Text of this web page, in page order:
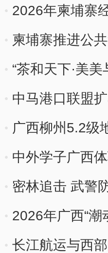
2026年柬埔寨
柬埔寨推进公
“茶和天下·美
中马港口联盟
广西柳州5.2级
中外学子广西
密林追击 武警
2026年广西“潮
长江航运与西